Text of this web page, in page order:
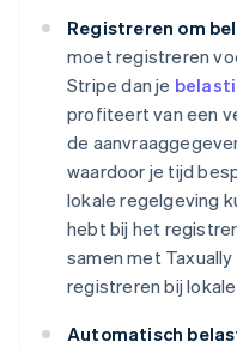
Registreren om
moet registreren
Stripe dan je
profiteert van een
de
waardoor je tijd
lokale regelgeving
hebt bij het
samen met
registreren bij
Automatisch